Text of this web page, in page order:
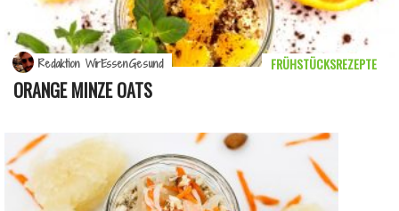
ORANGE MINZE OATS
FRÜHSTÜCKSREZEPTE
Redaktion WirEssenGesund